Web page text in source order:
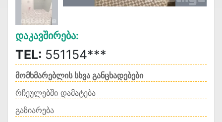
Დაკავშირება:
TEL: 551154***
მომხმარებლის სხვა განცხადებები
რჩეულებში დამატება
გაზიარება